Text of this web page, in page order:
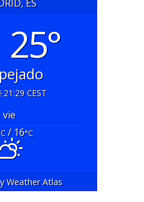
ES
25°
21:29 CEST
vie
/ 16°C
Weather Atlas